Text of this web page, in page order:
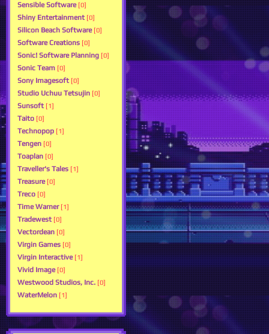
Sensible Software [0]
Shiny Entertainment [0]
Silicon Beach Software [0]
Software Creations [0]
Sonic! Software Planning [0]
Sonic Team [0]
Sony Imagesoft [0]
Studio Uchuu Tetsujin [0]
Sunsoft [1]
Taito [0]
Technopop [1]
Tengen [0]
Toaplan [0]
Traveller's Tales [1]
Treasure [0]
Treco [0]
Time Warner [1]
Tradewest [0]
Vectordean [0]
Virgin Games [0]
Virgin Interactive [1]
Vivid Image [0]
Westwood Studios, Inc. [0]
WaterMelon [1]